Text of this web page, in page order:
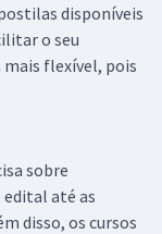
disponíveis
o seu
flexível, pois
sobre
edital até as
disso, os cursos